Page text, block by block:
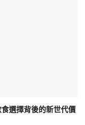
選擇背後的新世代價